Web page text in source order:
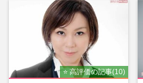
⭐ 高評価の記事(10)